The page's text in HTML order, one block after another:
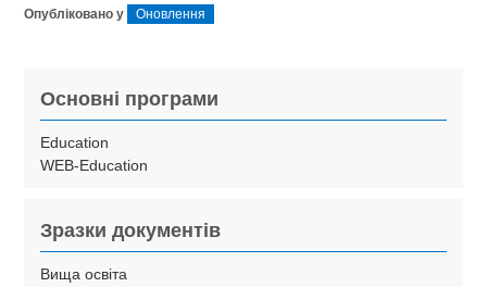
Опубліковано у Оновлення
Основні програми
Education
WEB-Education
Зразки документів
Вища освіта